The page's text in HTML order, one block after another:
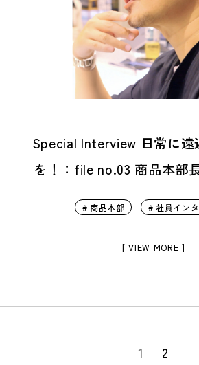
Special Interview 日常に遠
を！：file no.03 商品本部
# 商品本部 # 社員イン
[ VIEW MORE ]
1 2